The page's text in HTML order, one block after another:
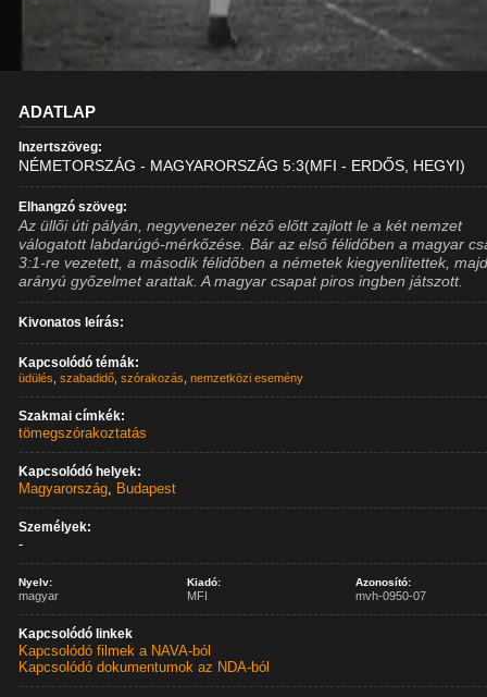
ADATLAP
Inzertszöveg:
NÉMETORSZÁG - MAGYARORSZÁG 5:3(MFI - ERDŐS, HEGYI)
Elhangzó szöveg:
Az üllői úti pályán, negyvenezer néző előtt zajlott le a két nemzet
válogatott labdarúgó-mérkőzése. Bár az első félidőben a magyar
3:1-re vezetett, a második félidőben a németek kiegyenlítettek,
arányú győzelmet arattak. A magyar csapat piros ingben játszott.
Kivonatos leírás:
Kapcsolódó témák:
üdülés ,szabadidő ,szórakozás ,nemzetközi esemény
Szakmai címkék:
tömegszórakoztatás
Kapcsolódó helyek:
Magyarország, Budapest
Személyek:
-
Nyelv:
magyar
Kiadó:
MFI
Azonosító:
mvh-0950-07
Kapcsolódó linkek
Kapcsolódó filmek a NAVA-ból
Kapcsolódó dokumentumok az NDA-ból